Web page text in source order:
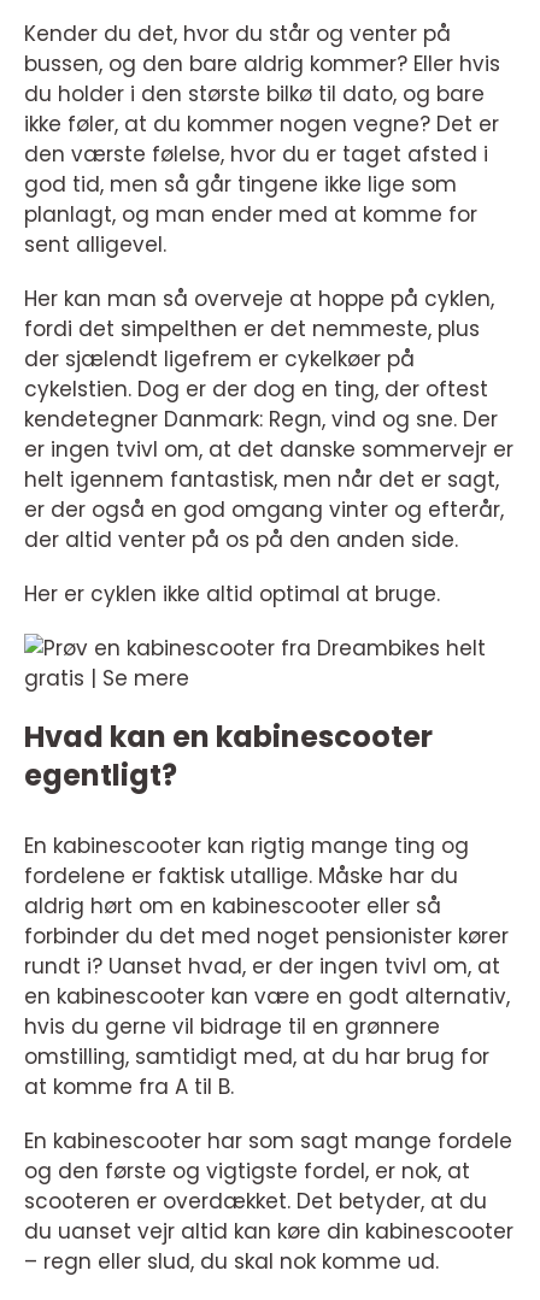
Kender du det, hvor du står og venter på
bussen, og den bare aldrig kommer? Eller hvis
du holder i den største bilkø til dato, og bare
ikke føler, at du kommer nogen vegne? Det er
den værste følelse, hvor du er taget afsted i
god tid, men så går tingene ikke lige som
planlagt, og man ender med at komme for
sent alligevel.
Her kan man så overveje at hoppe på cyklen,
fordi det simpelthen er det nemmeste, plus
der sjælendt ligefrem er cykelkøer på
cykelstien. Dog er der dog en ting, der oftest
kendetegner Danmark: Regn, vind og sne. Der
er ingen tvivl om, at det danske sommervejr er
helt igennem fantastisk, men når det er sagt,
er der også en god omgang vinter og efterår,
der altid venter på os på den anden side.
Her er cyklen ikke altid optimal at bruge.
Hvad kan en kabinescooter
egentligt?
En kabinescooter kan rigtig mange ting og
fordelene er faktisk utallige. Måske har du
aldrig hørt om en kabinescooter eller så
forbinder du det med noget pensionister kører
rundt i? Uanset hvad, er der ingen tvivl om, at
en kabinescooter kan være en godt alternativ,
hvis du gerne vil bidrage til en grønnere
omstilling, samtidigt med, at du har brug for
at komme fra A til B.
En kabinescooter har som sagt mange fordele
og den første og vigtigste fordel, er nok, at
scooteren er overdækket. Det betyder, at du
du uanset vejr altid kan køre din kabinescooter
– regn eller slud, du skal nok komme ud.